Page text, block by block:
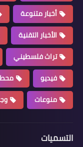
أخبار متنوعة
*إعلام
توقظ نصف
الملاحة
أخبار متنوعة
الأخبار التقنية
تراث فلسطيني
فيديو
منوعات
التسميات